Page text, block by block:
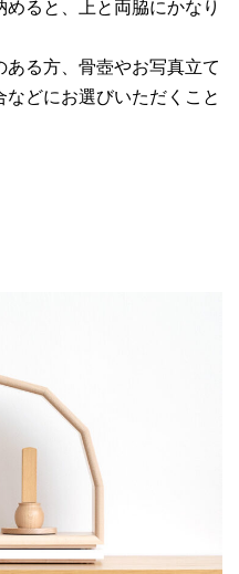
めると、上と両脇にかなり
る方、骨壺やお写真立て
どにお選びいただくこと